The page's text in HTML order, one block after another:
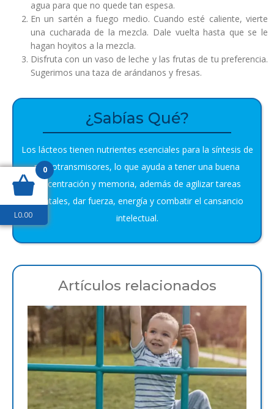
agua para que no quede tan espesa.
En un sartén a fuego medio. Cuando esté caliente, vierte
una cucharada de la mezcla. Dale vuelta hasta que se le
hagan hoyitos a la mezcla.
Disfruta con un vaso de leche y las frutas de tu preferencia.
Sugerimos una taza de arándanos y fresas.
¿Sabías Qué?
Los lácteos tienen nutrientes esenciales para la síntesis de
neurotransmisores, lo que ayuda a tener una buena
concentración y memoria, además de agilizar tareas
mentales, dar fuerza, energía y combatir el cansancio
intelectual.
Artículos relacionados
0
L0.00